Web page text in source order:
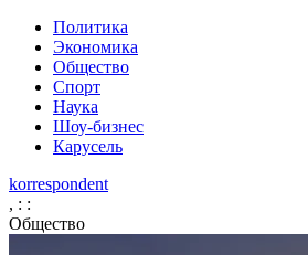
Политика
Экономика
Общество
Спорт
Наука
Шоу-бизнес
Карусель
korrespondent
, : :
Общество